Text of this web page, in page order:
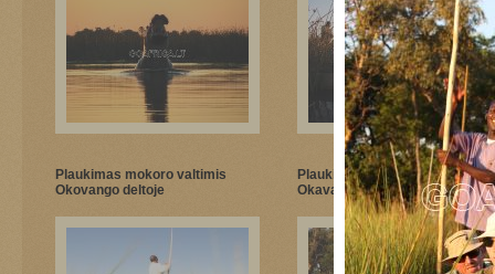
Plaukimas mokoro valtimis
Okovango deltoje
Plaukimas makoro valtimis
Okavango deltoje